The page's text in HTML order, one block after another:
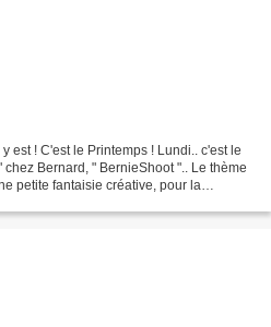
est ! C'est le Printemps ! Lundi.. c'est le
Bernard, " BernieShoot ".. Le thème
petite fantaisie créative, pour la